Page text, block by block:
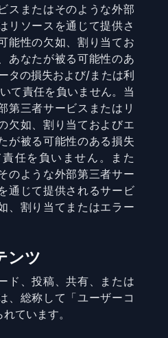
スまたはそのような外部
リソースを通じて提供さ
能性の欠如、割り当てお
あなたが被る可能性のあ
タの損失および/または利
て責任を負いません。当
第三者サービスまたはリ
欠如、割り当ておよびエ
が被る可能性のある損失
任を負いません。また
のような外部第三者サー
通じて提供されるサービ
、割り当てまたはエラー
ンツ
ド、投稿、共有、または
、総称して「ユーザーコ
ています。